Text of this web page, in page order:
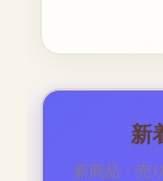
新
新商品・売